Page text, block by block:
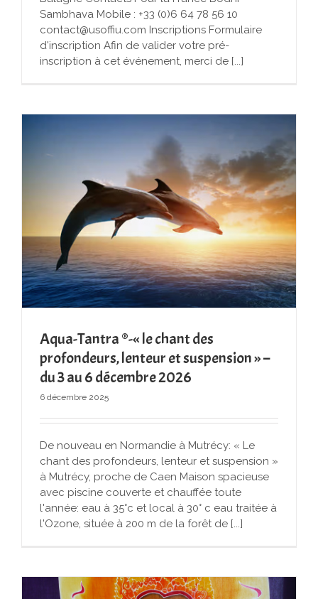
Sambhava Mobile : +33 (0)6 64 78 56 10
contact@usoffiu.com Inscriptions Formulaire
d'inscription Afin de valider votre pré-
inscription à cet événement, merci de [...]
Aqua-Tantra ®-« le chant des
profondeurs, lenteur et suspension » –
du 3 au 6 décembre 2026
6 décembre 2025
De nouveau en Normandie à Mutrécy: « Le
chant des profondeurs, lenteur et suspension »
à Mutrécy, proche de Caen Maison spacieuse
avec piscine couverte et chauffée toute
l'année: eau à 35°c et local à 30° c eau traitée à
l'Ozone, située à 200 m de la forêt de [...]